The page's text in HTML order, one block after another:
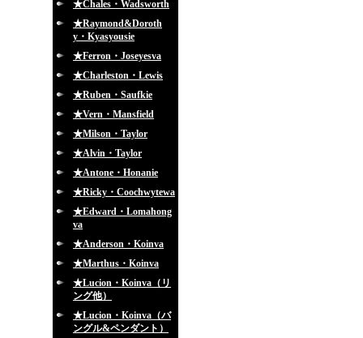
★Chales・Wadsworth
★Raymond&Doroth
y・Kyasyousie
★Ferron・Joseyesva
★Charleston・Lewis
★Ruben・Saufkie
★Vern・Mansfield
★Milson・Taylor
★Alvin・Taylor
★Antone・Honanie
★Ricky・Coochwytewa
★Edward・Lomahong
va
★Anderson・Koinva
★Marthus・Koinva
★Lucion・Koinva（リ
ング他）
★Lucion・Koinva（バ
ングル&ペンダント）